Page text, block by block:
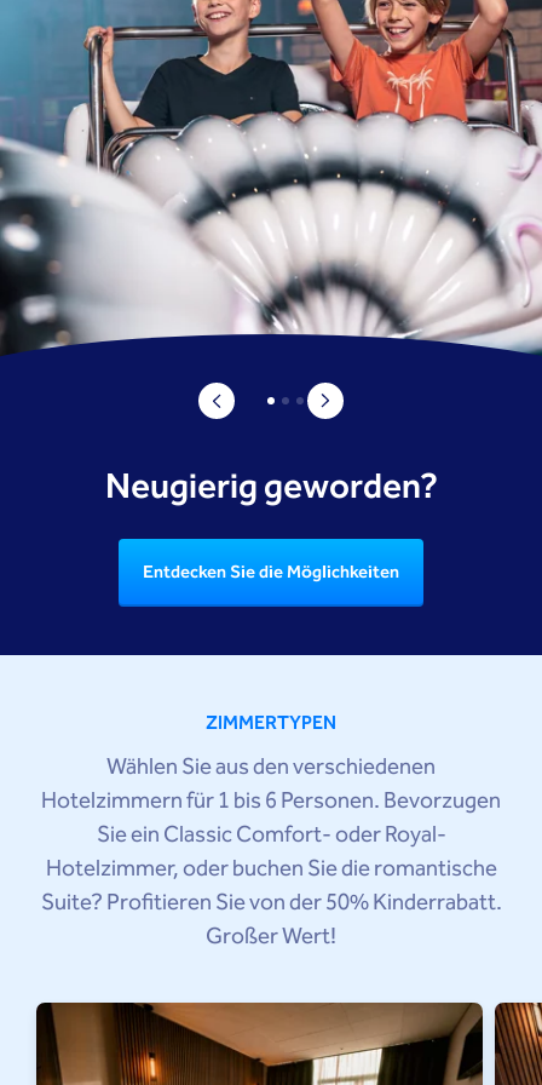
Neugierig geworden?
Entdecken Sie die Möglichkeiten
ZIMMERTYPEN
Wählen Sie aus den verschiedenen
Hotelzimmern für 1 bis 6 Personen. Bevorzugen
Sie ein Classic Comfort- oder Royal-
Hotelzimmer, oder buchen Sie die romantische
Suite? Profitieren Sie von der 50% Kinderrabatt.
Großer Wert!